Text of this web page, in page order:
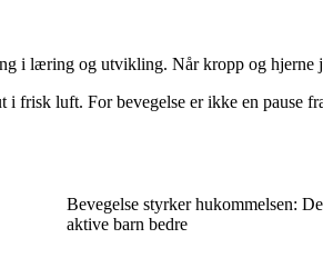
i læring og utvikling. Når kropp og
frisk luft. For bevegelse er ikke en pause
Bevegelse styrker hukommelsen:
aktive barn bedre